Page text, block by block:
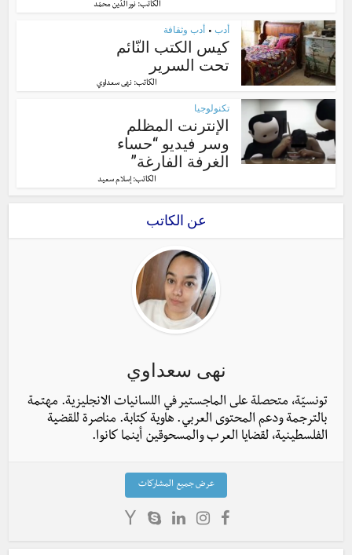
الكاتب:نور الدّين محمّد
أدب • أدب وثقافة
كيس الكتب النّائم
تحت السرير
الكاتب: نهى سعداوي
تكنولوجيا
الإنترنت المظلم
وسر فيديو “حساء
الغرفة الفارغة”
الكاتب: إسلام سعيد
عن الكاتب
نهى سعداوي
تونسيّة، متحصلة على الماجستير في اللسانيات الانجليزية. مهتمة
بالترجمة ودعم المحتوى العربي. هاوية كتابة. مناصرة للقضية
الفلسطينية، لقضايا العرب والمسحوقين أينما كانوا.
عرض جميع المشاركات